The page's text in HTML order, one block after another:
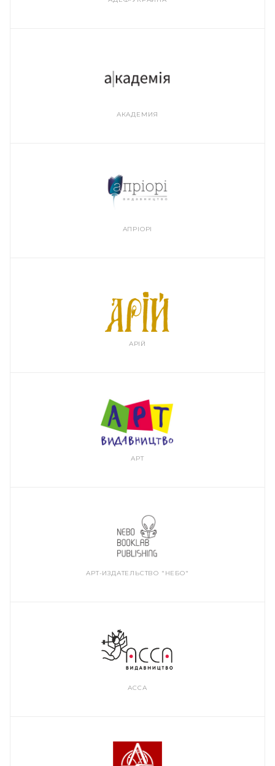
АКАДЕМИЯ
АПРІОРІ
АРІЙ
АРТ
АРТ-ИЗДАТЕЛЬСТВО "НЕБО"
АССА